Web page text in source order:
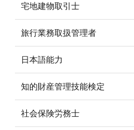
宅地建物取引士
旅行業務取扱管理者
日本語能力
知的財産管理技能検定
社会保険労務士